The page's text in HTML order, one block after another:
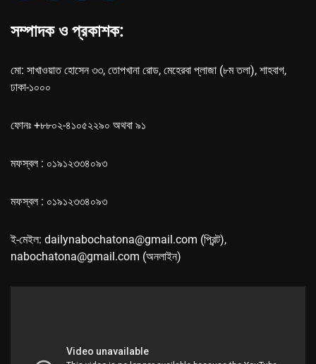
সম্পাদক ও প্রকাশক:
মো: সাখাওয়াত হোসেন ৩৩, তোপখানা রোড, মেহেরবা প্লাজা (৮ম তলা), শাহবাগ,
ঢাকা-১০০০
ফোনঃ +৮৮০২-৪১০৫২২৯০ অথবা ৯১
মফস্বল : ০১৯১২৩৩৪০৯৩
মফস্বল : ০১৯১২৩৩৪০৯৩
ই-মেইল: dailynabochatona@gmail.com (প্রিন্ট),
nabochatona@gmail.com (অনলাইন)